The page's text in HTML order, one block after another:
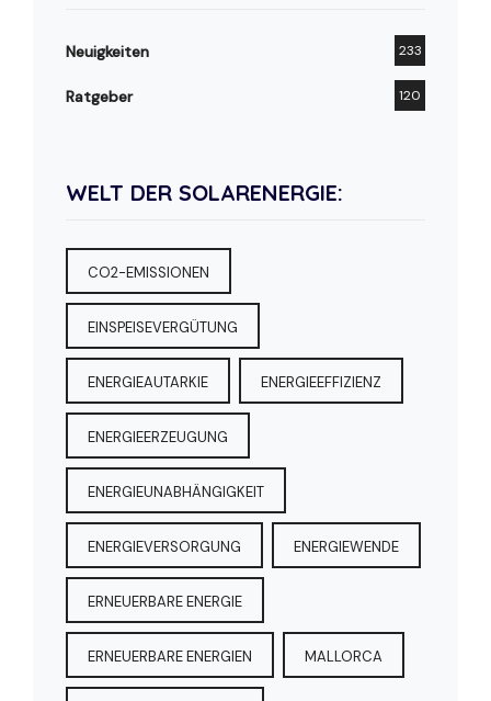
Neuigkeiten 233
Ratgeber 120
WELT DER SOLARENERGIE:
CO2-EMISSIONEN
EINSPEISEVERGÜTUNG
ENERGIEAUTARKIE ENERGIEEFFIZIENZ
ENERGIEERZEUGUNG
ENERGIEUNABHÄNGIGKEIT
ENERGIEVERSORGUNG ENERGIEWENDE
ERNEUERBARE ENERGIE
ERNEUERBARE ENERGIEN MALLORCA